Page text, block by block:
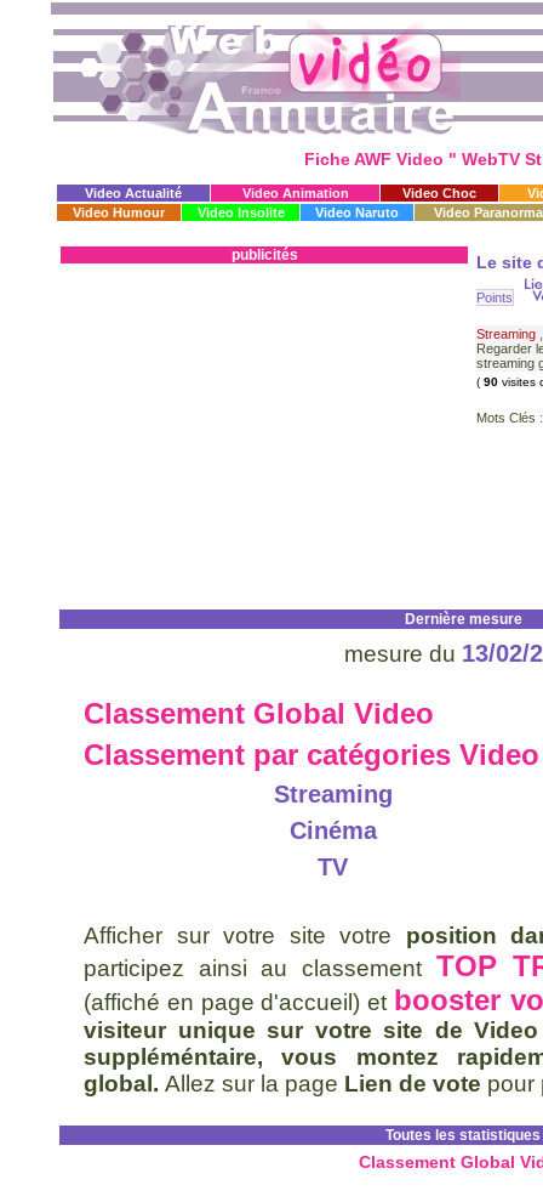
Fiche AWF Video " WebTV
Video Actualité Video Animation Video Choc
Video Humour
Video Insolite Video Naruto Video
publicités Le site
Points
Streaming
Regarder
streaming
( 90 visites
Mots Clés :
Dernière mesure
mesure du 13/02/
Classement Global Video
Classement par catégories Video
Streaming
Cinéma
TV
Afficher sur votre site votre position
participez ainsi au classement TOP
(affiché en page d'accueil) et booster
visiteur unique sur votre site de
suppléméntaire, vous montez
global. Allez sur la page Lien de vote pour
Toutes les statistiques
Classement Global